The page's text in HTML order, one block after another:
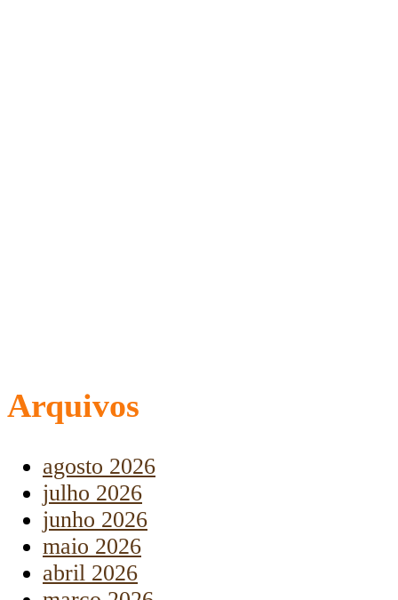
Arquivos
agosto 2026
julho 2026
junho 2026
maio 2026
abril 2026